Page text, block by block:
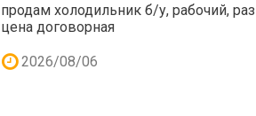
продам холодильник б/у, рабочий,
цена договорная
2026/08/06